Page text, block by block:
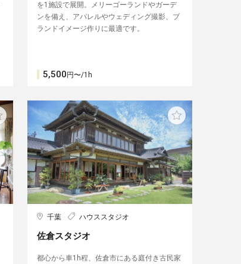
を1施設で展開。メリーゴーランドやガーデ
ンを備え、アパレルやウェディング撮影、ブ
ランドイメージ作りに最適です。
5,500 円〜/1h
千葉 ハウススタジオ
佐倉スタジオ
都心から車1h程、佐倉市にある庭付き古民家